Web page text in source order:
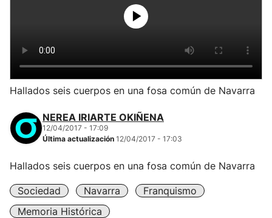
Hallados seis cuerpos en una fosa común de Navarra
NEREA IRIARTE OKIÑENA
12/04/2017 - 17:09
Última actualización 12/04/2017 - 17:03
Hallados seis cuerpos en una fosa común de Navarra
Sociedad Navarra
Franquismo
Memoria Histórica